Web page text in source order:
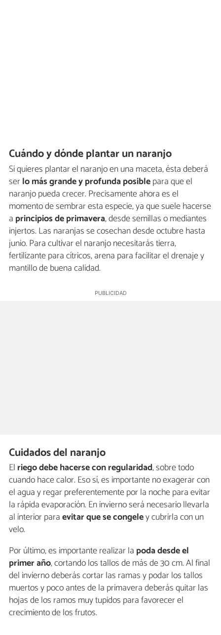
Cuándo y dónde plantar un naranjo
Si quieres plantar el naranjo en una maceta, ésta deberá
serlo más grande y profunda posiblepara que el
naranjo pueda crecer. Precisamente ahora es el
momento de sembrar esta especie, ya que suele hacerse
a principios de primavera, desde semillas o mediantes
injertos. Las naranjas se cosechan desde octubre hasta
junio. Para cultivar el naranjo necesitarás tierra,
fertilizante para cítricos, arena para facilitar el drenaje y
mantillo de buena calidad.
Cuidados del naranjo
El riego debe hacerse con regularidad, sobre todo
cuando hace calor. Eso sí, es importante no exagerar con
el agua y regar preferentemente por la noche para evitar
la rápida evaporación. En invierno será necesario llevarla
al interior paraevitar que se congeley cubrirla con un
velo.
Por último, es importante realizar la poda desde el
primer año, cortando los tallos de más de 30 cm. Al final
del invierno deberás cortar las ramas y podar los tallos
muertos y poco antes de la primavera deberás quitar las
hojas de los ramos muy tupidos para favorecer el
crecimiento de los frutos.